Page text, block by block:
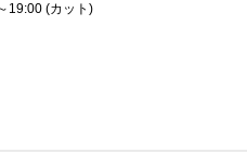
19:00 (カット)